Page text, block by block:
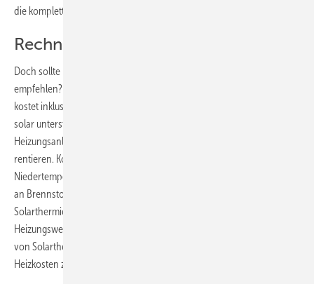
die kompletten Montageanleitungen für die jeweiligen Systeme.
Rechnet sich das?
Doch sollte man seinen Kunden überhaupt eine Solarthermieanlage
empfehlen? Dazu folgende Rechnung: Ein Brennwert-Gaskessel
kostet inklusive Installation um die 6000 Euro. Soll die Heizung noch
solar unterstützt werden, kann sich die Ursprungssumme für die
Heizungsanlage mehr als verdoppeln. Dennoch sollte sich das
rentieren. Kommt ein neuer Heizkessel allein gegenüber seinem
Niedertemperatur-Pendant schon auf eine Einsparung von gut 15 %
an Brennstoffen, schafft eine ins Heizsystem eingebundene
Solarthermieanlage nochmal so viel. Bei einem ohnehin anstehenden
Heizungswechsel ist es also durchaus sinnvoll, über die Einkopplung
von Solarthermie nachzudenken. Denn dann wären 30 % weniger an
Heizkosten zu zahlen als gegenüber der Technik vor 20 Jahren.